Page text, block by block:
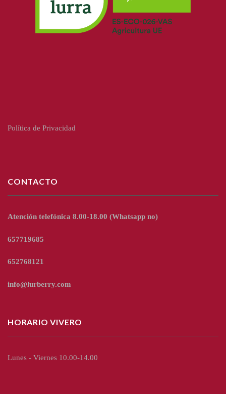
Política de Privacidad
CONTACTO
Atención telefónica 8.00-18.00 (Whatsapp no)
657719685
652768121
info@lurberry.com
HORARIO VIVERO
Lunes - Viernes 10.00-14.00